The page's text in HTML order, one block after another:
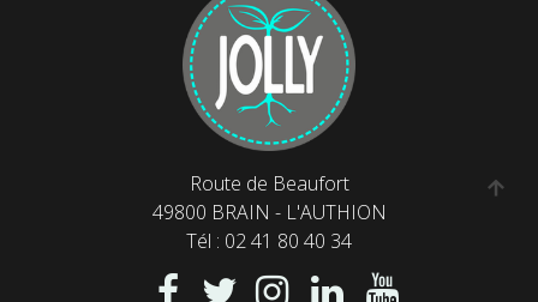
Route de Beaufort
49800 BRAIN - L'AUTHION
Tél : 02 41 80 40 34